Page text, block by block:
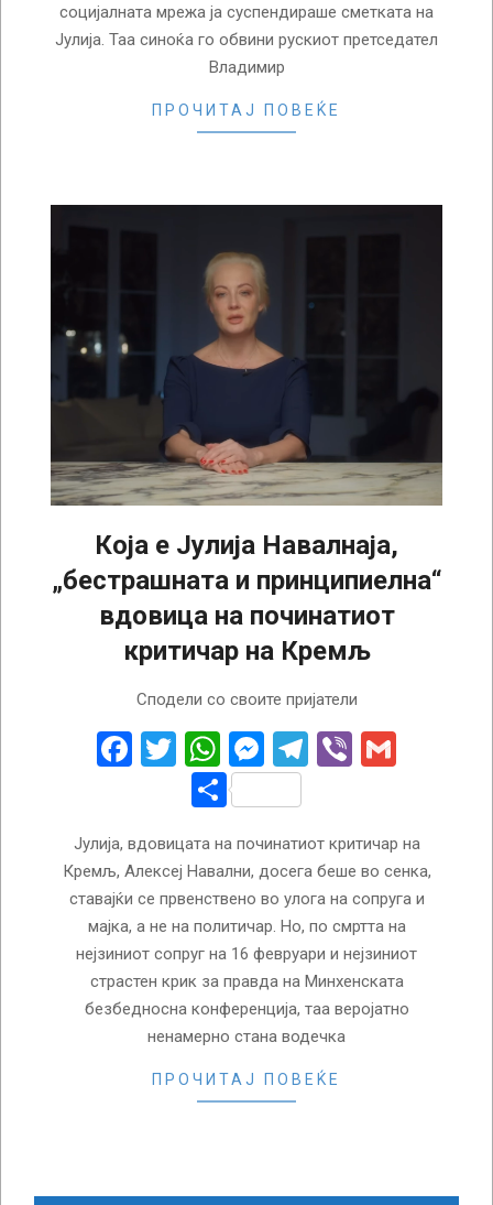
социјалната мрежа ја суспендираше сметката на
Јулија. Таа синоќа го обвини рускиот претседател
Владимир
ПРОЧИТАЈ ПОВЕЌЕ
Која е Јулија Навалнаја,
„бестрашната и принципиелна“
вдовица на починатиот
критичар на Кремљ
Сподели со своите пријатели
Facebook
Twitter
WhatsApp
Messenger
Telegram
Viber
Share
Јулија, вдовицата на починатиот критичар на
Кремљ, Алексеј Навални, досега беше во сенка,
ставајќи се првенствено во улога на сопруга и
мајка, а не на политичар. Но, по смртта на
нејзиниот сопруг на 16 февруари и нејзиниот
страстен крик за правда на Минхенската
безбедносна конференција, таа веројатно
ненамерно стана водечка
ПРОЧИТАЈ ПОВЕЌЕ